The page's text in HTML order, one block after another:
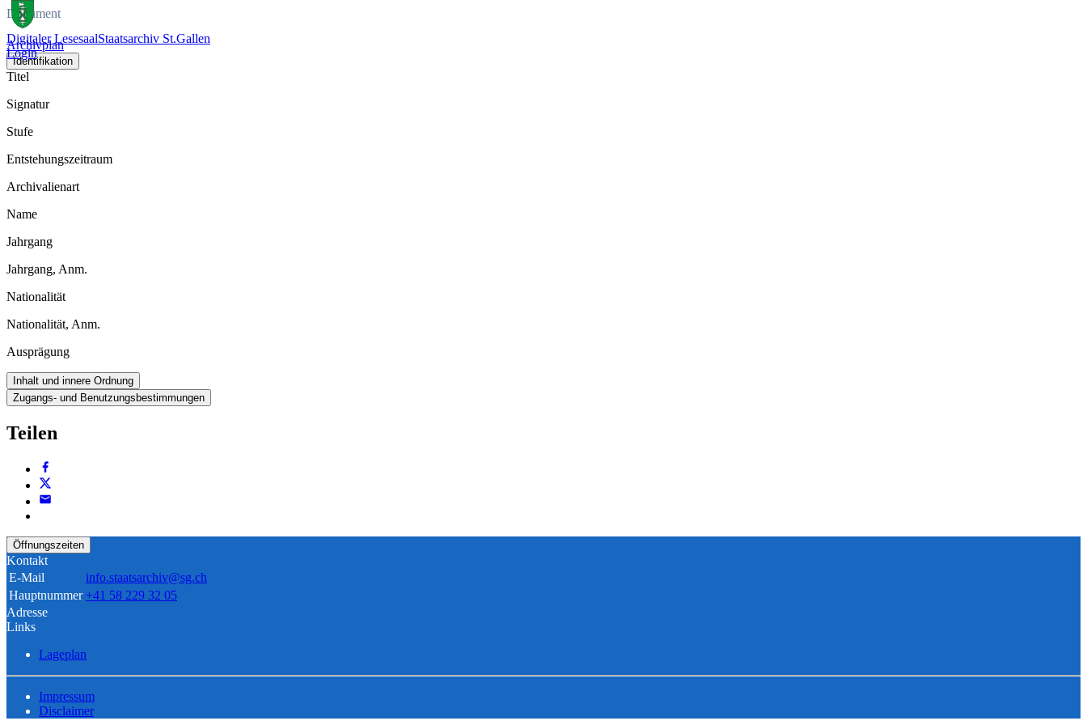
Digitaler LesesaalStaatsarchiv St.Gallen
Login
Dokument
Archivplan
Identifikation
Titel
Signatur
Stufe
Entstehungszeitraum
Archivalienart
Name
Jahrgang
Jahrgang, Anm.
Nationalität
Nationalität, Anm.
Ausprägung
Inhalt und innere Ordnung
Zugangs- und Benutzungsbestimmungen
Teilen
Öffnungszeiten
Kontakt
E-Mail
info.staatsarchiv@sg.ch
Hauptnummer +41 58 229 32 05
Adresse
Links
Lageplan
Impressum
Disclaimer